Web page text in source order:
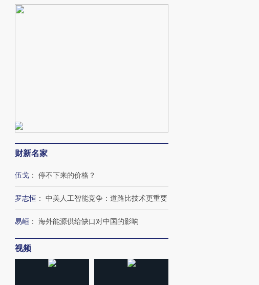
财新名家
伍戈 ： 停不下来的价格？
罗志恒 ： 中美人工智能竞争：道路比技术更重要
易峘 ： 海外能源供给缺口对中国的影响
视频